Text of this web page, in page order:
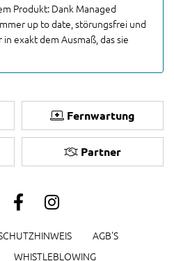
Produkt: Dank Managed
up to date, störungsfrei und
exakt dem Ausmaß, das sie
Fernwartung
Partner
AGB'S
WHISTLEBLOWING